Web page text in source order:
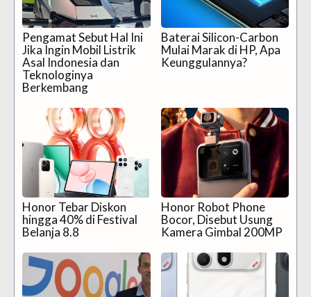
Pengamat Sebut Hal Ini
Jika Ingin Mobil Listrik
Asal Indonesia dan
Teknologinya
Berkembang
Baterai Silicon-Carbon
Mulai Marak di HP, Apa
Keunggulannya?
Honor Tebar Diskon
hingga 40% di Festival
Belanja 8.8
Honor Robot Phone
Bocor, Disebut Usung
Kamera Gimbal 200MP